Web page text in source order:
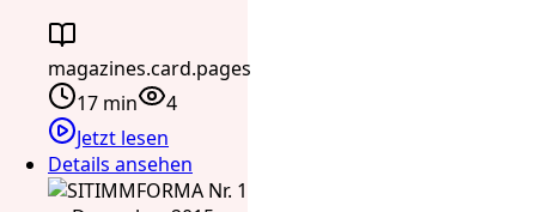
magazines.card.pages
17 min
4
Jetzt lesen
Details ansehen